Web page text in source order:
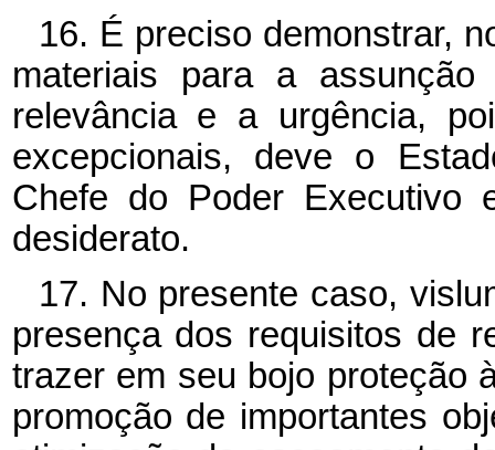
16. É preciso demonstrar,
materiais para a
relevância e a urgência,
excepcionais, deve o
Chefe do Poder Executivo
desiderato.
17. No presente caso,
presença dos requisitos de
trazer em seu bojo proteção
promoção de importantes